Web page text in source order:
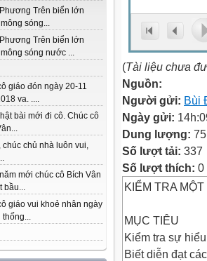
Trên biển lớn
sóng...
Trên biển lớn
sóng nước ...
giáo đón ngày 20-11
va. ....
bài mới đi cô. Chúc cô
chúc chủ nhà luôn vui,
mới chúc cô Bích Vân
bầu...
giáo vui khoẻ nhân ngày
thống...
(Tài liệu chưa
Nguồn:
Người gửi: Bùi
Ngày gửi:
Dung lượng:
Số lượt tải: 337
Số lượt thích: 0
KIỂM TRA
MỤC TIÊU
Kiểm tra sự
Biết diễn đạt